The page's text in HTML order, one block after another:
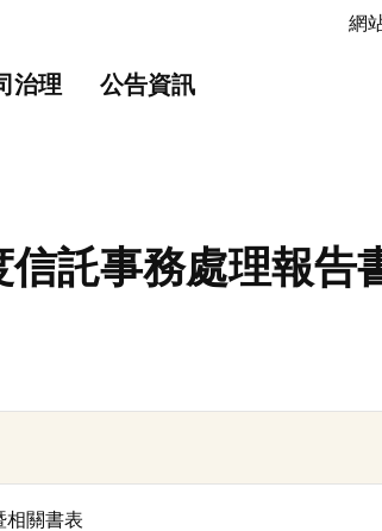
網
治理 公告資訊
託事務處理報告
相關書表